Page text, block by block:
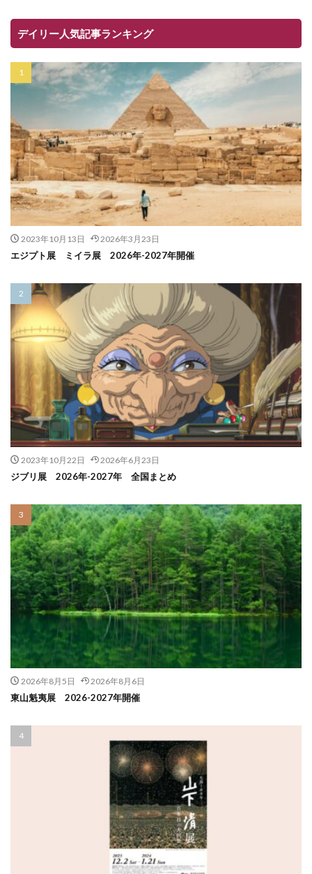
デイリー人気記事ランキング
2023年10月13日 2026年3月23日
エジプト展 ミイラ展 2026年-2027年開催
2023年10月22日 2026年6月23日
ジブリ展 2026年-2027年 全国まとめ
2026年8月5日 2026年8月6日
東山魁夷展 2026-2027年開催